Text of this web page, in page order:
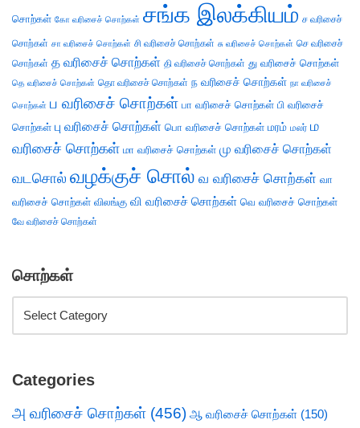
சொற்கள் கோ வரிசைச் சொற்கள் சங்க இலக்கியம் ச வரிசைச்
சொற்கள் சா வரிசைச் சொற்கள் சி வரிசைச் சொற்கள் சு வரிசைச் சொற்கள் செ வரிசைச்
சொற்கள் த வரிசைச் சொற்கள் தி வரிசைச் சொற்கள் து வரிசைச் சொற்கள்
தெ வரிசைச் சொற்கள் தொ வரிசைச் சொற்கள் ந வரிசைச் சொற்கள் நா வரிசைச்
சொற்கள் ப வரிசைச் சொற்கள் பா வரிசைச் சொற்கள் பி வரிசைச்
சொற்கள் பு வரிசைச் சொற்கள் பொ வரிசைச் சொற்கள் மரம் மலர் ம
வரிசைச் சொற்கள் மா வரிசைச் சொற்கள் மு வரிசைச் சொற்கள்
வடசொல் வழக்குச் சொல் வ வரிசைச் சொற்கள் வா
வரிசைச் சொற்கள் விலங்கு வி வரிசைச் சொற்கள் வெ வரிசைச் சொற்கள்
வே வரிசைச் சொற்கள்
சொற்கள்
Categories
அ வரிசைச் சொற்கள் (456) ஆ வரிசைச் சொற்கள் (150)